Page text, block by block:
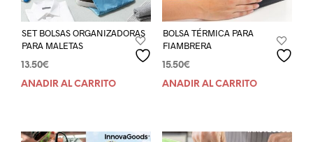
SET BOLSAS ORGANIZADORAS
PARA MALETAS
13.50€
AÑADIR AL CARRITO
BOLSA TÉRMICA PARA
FIAMBRERA
15.50€
AÑADIR AL CARRITO